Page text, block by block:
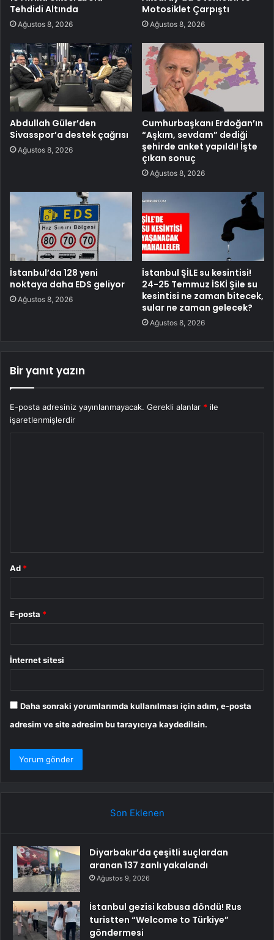
Tehdidi Altında
Ağustos 8, 2026
Motosiklet Çarpıştı
Ağustos 8, 2026
Abdullah Güler’den
Sivasspor’a destek çağrısı
Ağustos 8, 2026
Cumhurbaşkanı Erdoğan’ın
“Aşkım, sevdam” dediği
şehirde anket yapıldı! İşte
çıkan sonuç
Ağustos 8, 2026
İstanbul’da 128 yeni
noktaya daha EDS geliyor
Ağustos 8, 2026
İstanbul ŞİLE su kesintisi!
24-25 Temmuz İSKİ Şile su
kesintisi ne zaman bitecek,
sular ne zaman gelecek?
Ağustos 8, 2026
Bir yanıt yazın
E-posta adresiniz yayınlanmayacak. Gerekli alanlar * ile
işaretlenmişlerdir
Ad *
E-posta *
İnternet sitesi
Daha sonraki yorumlarımda kullanılması için adım, e-posta
adresim ve site adresim bu tarayıcıya kaydedilsin.
Son Eklenen
Diyarbakır’da çeşitli suçlardan
aranan 137 zanlı yakalandı
Ağustos 9, 2026
İstanbul gezisi kabusa döndü! Rus
turistten “Welcome to Türkiye”
göndermesi